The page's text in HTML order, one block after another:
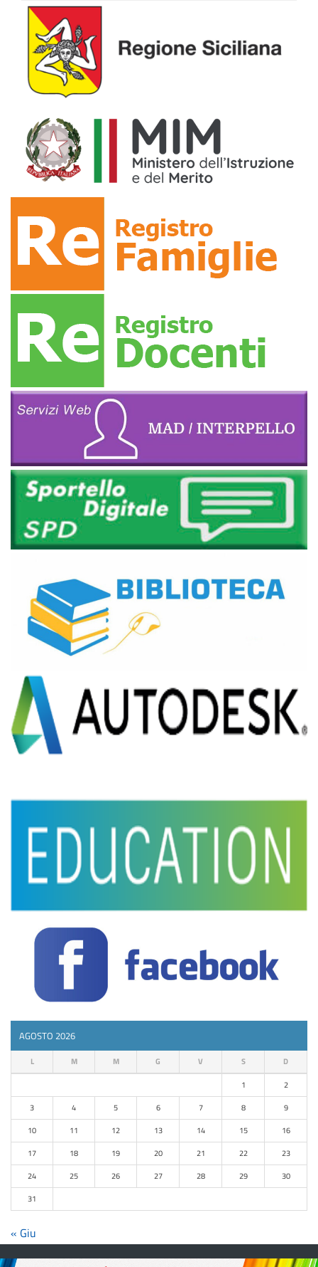
AGOSTO 2026
L M M G V S D
1
2
3
4 5 6 7 8
9
10
11 12 13 14 15
16
17
18 19 20 21 22
23
24
25 26 27 28 29
30
31
« Giu